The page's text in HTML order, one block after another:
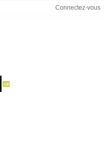
Connectez-vous